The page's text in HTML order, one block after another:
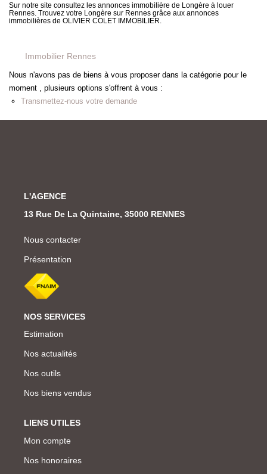
CONTACT
Créer une alerte
Sur notre site consultez les annonces immobilière de Longère à louer
Rennes. Trouvez votre Longère sur Rennes grâce aux annonces
immobilières de OLIVIER COLET IMMOBILIER.
Immobilier Rennes
Nous n'avons pas de biens à vous proposer dans la catégorie pour le
moment , plusieurs options s'offrent à vous :
Transmettez-nous votre demande
L'AGENCE
13 Rue De La Quintaine, 35000 RENNES
Nous contacter
Présentation
NOS SERVICES
Estimation
Nos actualités
Nos outils
Nos biens vendus
LIENS UTILES
Mon compte
Nos honoraires